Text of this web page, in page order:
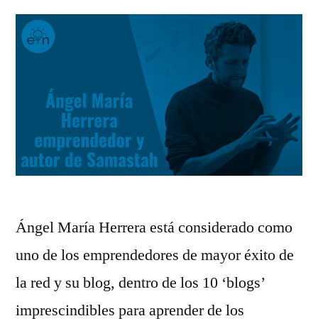
Ángel María Herrera está considerado como
uno de los emprendedores de mayor éxito de
la red y su blog, dentro de los 10 ‘blogs’
imprescindibles para aprender de los